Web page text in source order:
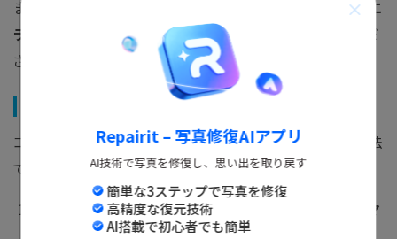
Repairit – 写真修復AIアプリ
AI技術で写真を修復し、思い出を取り戻す
簡単な3ステップで写真を修復
高精度な復元技術
AI搭載で初心者でも簡単
まずはPCを再起動してみましょう。それでも
0x8000ffffエ
ラー
が解消されない場合は、以下の手順を順にお試しくだ
さい。
対処法1：ディスクチェックコマンドを実行する
コマンドプロンプトを使用して、ディスクチェックを行う方法
です。
タスクバーの検索ボックスに「コマンド」と入力し、
コマ